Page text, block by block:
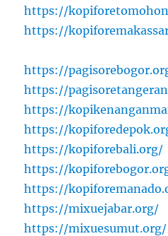
https://
https://
https://
https://
https://
https://
https://kopiforebali.org/
https://
https://
https://mixuejabar.org/
https://mixuesumut.org/